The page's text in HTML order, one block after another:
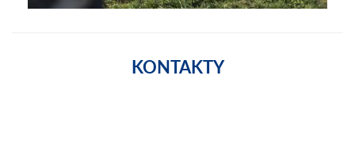
KONTAKTY